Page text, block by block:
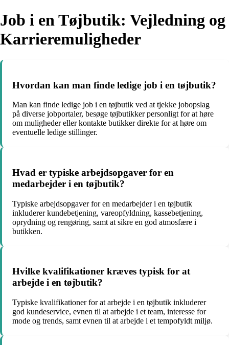
Job i en Tøjbutik: Vejledning og
Karrieremuligheder
Hvordan kan man finde ledige job i en tøjbutik?
Man kan finde ledige job i en tøjbutik ved at tjekke jobopslag
på diverse jobportaler, besøge tøjbutikker personligt for at høre
om muligheder eller kontakte butikker direkte for at høre om
eventuelle ledige stillinger.
Hvad er typiske arbejdsopgaver for en
medarbejder i en tøjbutik?
Typiske arbejdsopgaver for en medarbejder i en tøjbutik
inkluderer kundebetjening, vareopfyldning, kassebetjening,
oprydning og rengøring, samt at sikre en god atmosfære i
butikken.
Hvilke kvalifikationer kræves typisk for at
arbejde i en tøjbutik?
Typiske kvalifikationer for at arbejde i en tøjbutik inkluderer
god kundeservice, evnen til at arbejde i et team, interesse for
mode og trends, samt evnen til at arbejde i et tempofyldt miljø.